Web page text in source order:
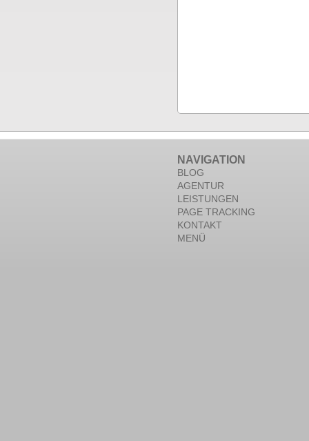
NAVIGATION
BLOG
AGENTUR
LEISTUNGEN
PAGE TRACKING
KONTAKT
MENÜ